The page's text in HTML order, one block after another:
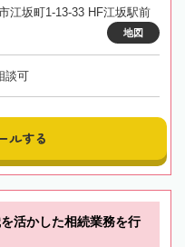
江坂町1-13-33 HF江坂駅前
地図
談可
ルする
活かした相続業務を行